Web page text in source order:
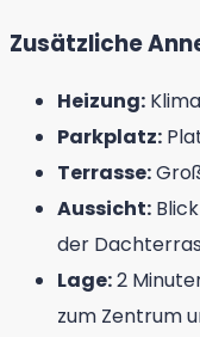
Zusätzliche
Heizung:
Parkplatz:
Terrasse:
Aussicht:
der
Lage:2
zum Zentrum